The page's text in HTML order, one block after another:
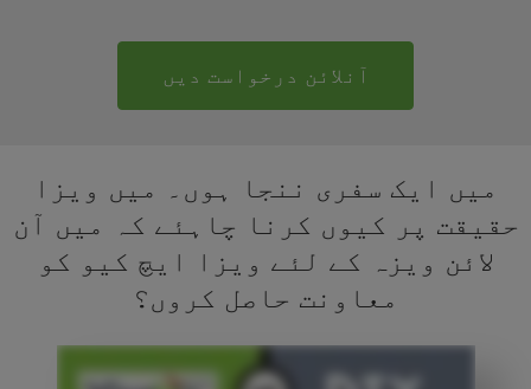
آنلائن درخواست دیں
میں ایک سفری ننجا ہوں۔ میں ویزا
حقیقت پر کیوں کرنا چاہئے کہ میں آن
لائن ویزہ کے لئے ویزا ایچ کیو کو
معاونت حاصل کروں؟